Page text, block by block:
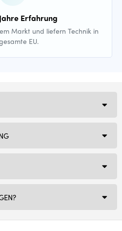
Erfahrung
Markt und liefern Technik in
EU.